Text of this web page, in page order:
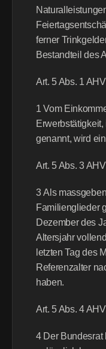
ferner
Bestandteil des
Art. 5 Abs. 1
1 Vom
genannt, wird
Art. 5 Abs. 3
3 Als
Familienglieder
Dezember des
Altersjahr
letzten Tag des
Referenzalter
haben.
Art. 5 Abs. 4
4 Der